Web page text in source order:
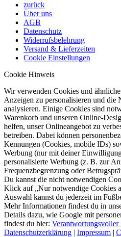
zurück
Über uns
AGB
Datenschutz
Widerrufsbelehrung
Versand & Lieferzeiten
Cookie Einstellungen
Cookie Hinweis
Wir verwenden Cookies und
Anzeigen zu personalisieren und die
analysieren. Einige Cookies sind
Warenkorb und unseren Online-
helfen, unser Onlineangebot zu
betreiben. Dabei können
Kennungen (Cookies, mobile IDs)
Werbung (nur mit deiner
personalisierte Werbung (z. B. zur
Frequenzbegrenzung oder
Du kannst die nicht notwendigen
Klick auf „Nur notwendige Cookies
Auswahl kannst du jederzeit im
Mehr Informationen findest du in
Details dazu, wie Google mit
findest du hier: Verantwortungsvoller
Datenschutzerklärung | Impressum |